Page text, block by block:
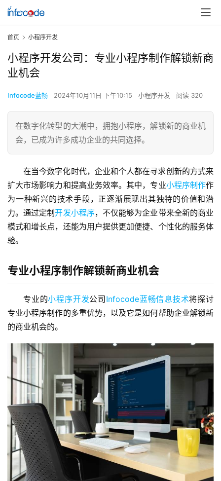
首页 小程序开发
小程序开发公司：专业小程序制作解锁新商
业机会
Infocode蓝畅 2024年10月11日 下午10:15 小程序开发 阅读 320
在数字化转型的大潮中，拥抱小程序，解锁新的商业机
会，已成为许多成功企业的共同选择。
在当今数字化时代，企业和个人都在寻求创新的方式来
扩大市场影响力和提高业务效率。其中，专业小程序制作作
为一种新兴的技术手段，正逐渐展现出其独特的价值和潜
力。通过定制开发小程序，不仅能够为企业带来全新的商业
模式和增长点，还能为用户提供更加便捷、个性化的服务体
验。
专业小程序制作解锁新商业机会
专业的小程序开发公司 Infocode蓝畅信息技术将探讨
专业小程序制作的多重优势，以及它是如何帮助企业解锁新
的商业机会的。